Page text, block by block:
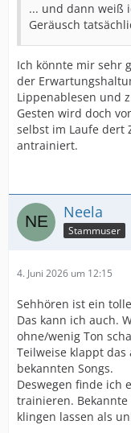
... und dann weiß
Geräusch
Ich könnte mir sehr
der
Lippenablesen und
Gesten wird doch
selbst im Laufe dert
antrainiert.
Neela
Stammuser
4. Juni 2026 um 12:15
Sehhören ist ein
Das kann ich auch.
ohne/wenig Ton
Teilweise klappt das
bekannten Songs.
Deswegen finde ich
trainieren.
klingen lassen als